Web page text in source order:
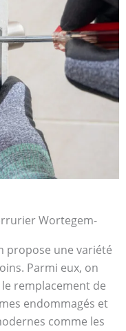
Wortegem-
propose une variété
Parmi eux, on
remplacement de
endommagés et
comme les